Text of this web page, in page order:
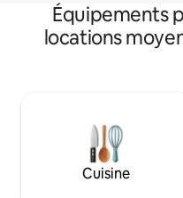
Équipements
locations
Cuisine